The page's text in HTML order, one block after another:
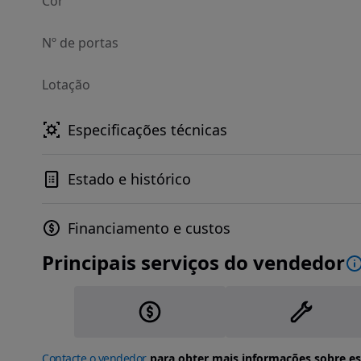
Nº de portas
Lotação
Especificações técnicas
Estado e histórico
Financiamento e custos
Principais serviços do vendedor